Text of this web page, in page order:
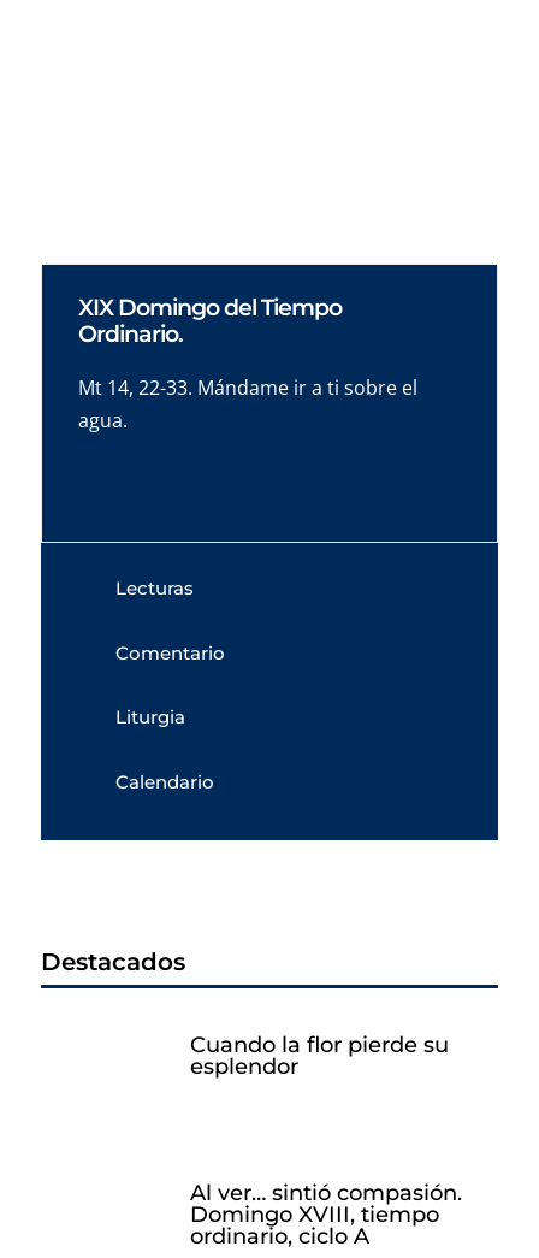
XIX Domingo del Tiempo
Ordinario.
Mt 14, 22-33. Mándame ir a ti sobre el
agua.
Lecturas
Comentario
Liturgia
Calendario
Destacados
Cuando la flor pierde su
esplendor
Al ver… sintió compasión.
Domingo XVIII, tiempo
ordinario, ciclo A